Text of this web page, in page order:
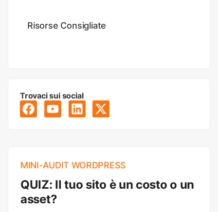
Risorse Consigliate
Trovaci sui social
MINI-AUDIT WORDPRESS
QUIZ: Il tuo sito è un costo o un
asset?